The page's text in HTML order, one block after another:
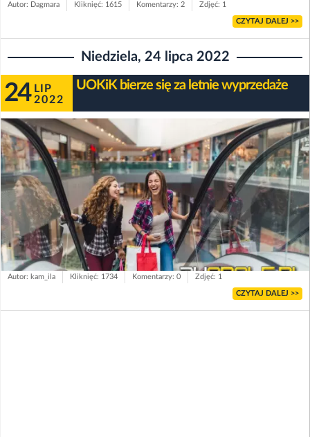
Autor: Dagmara Kliknięć: 1615 Komentarzy: 2 Zdjęć: 1
CZYTAJ DALEJ >>
Niedziela, 24 lipca 2022
24 LIP
2022
UOKiK bierze się za letnie wyprzedaże
Autor: kam_ila Kliknięć: 1734 Komentarzy: 0 Zdjęć: 1
CZYTAJ DALEJ >>